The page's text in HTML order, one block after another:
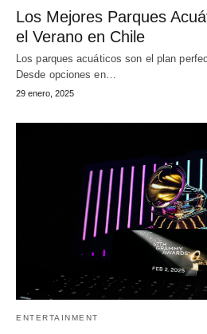
Los Mejores Parques
el Verano en Chile
Los parques acuáticos son el plan
Desde opciones en…
29 enero, 2025
ENTERTAINMENT